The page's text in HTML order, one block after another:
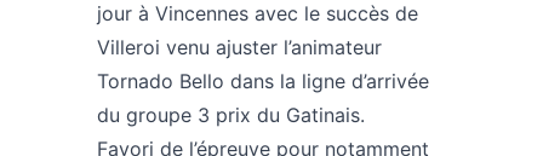
jour à Vincennes avec le succès de
Villeroi venu ajuster l’animateur
Tornado Bello dans la ligne d’arrivée
du groupe 3 prix du Gatinais.
Favori de l’épreuve pour notamment